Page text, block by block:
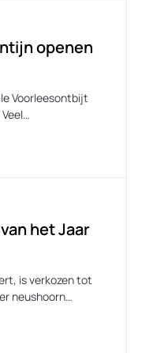
openen
Voorleesontbijt
het Jaar
is verkozen tot
neushoorn…